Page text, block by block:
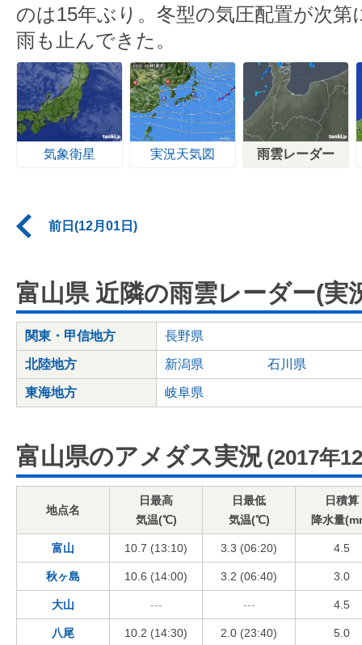
のは15年ぶり。冬型の気圧配置が次第
雨も止んできた。
気象衛星 実況天気図 雨雲レーダー
前日(12月01日)
富山県 近隣の雨雲レーダー(実
関東・甲信地方 長野県
北陸地方 新潟県 石川県
東海地方 岐阜県
富山県のアメダス実況 (2017年
地点名
日最高
気温(℃)
日最低
気温(℃)
日積算
降水量
富山 10.7 (13:10) 3.3 (06:20) 4.5
秋ヶ島 10.6 (14:00) 3.2 (06:40) 3.0
大山 --- --- 4.5
八尾 10.2 (14:30) 2.0 (23:40) 5.0